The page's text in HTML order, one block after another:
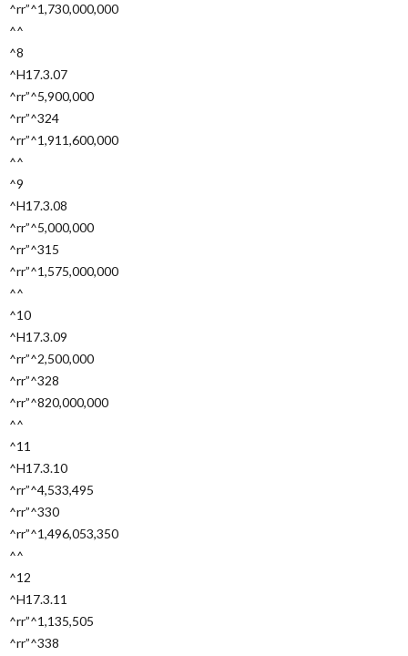
^rr”^1,730,000,000
^^
^8
^H17.3.07
^rr”^5,900,000
^rr”^324
^rr”^1,911,600,000
^^
^9
^H17.3.08
^rr”^5,000,000
^rr”^315
^rr”^1,575,000,000
^^
^10
^H17.3.09
^rr”^2,500,000
^rr”^328
^rr”^820,000,000
^^
^11
^H17.3.10
^rr”^4,533,495
^rr”^330
^rr”^1,496,053,350
^^
^12
^H17.3.11
^rr”^1,135,505
^rr”^338